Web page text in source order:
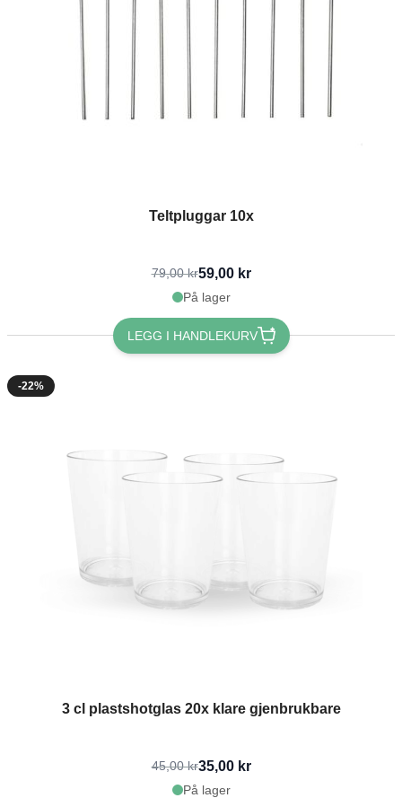
Teltpluggar 10x
79,00 kr59,00 kr
På lager
LEGG I HANDLEKURV
-22%
3 cl plastshotglas 20x klare gjenbrukbare
45,00 kr35,00 kr
På lager